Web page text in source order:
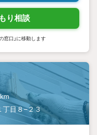
り相談
窓口」に移動します
丁目８−２３